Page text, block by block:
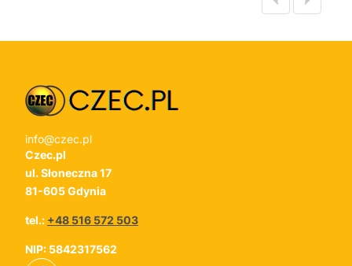
info@czec.pl
Czec.pl
ul. Słoneczna 17
81-605 Gdynia
tel.: +48 516 572 503
NIP: 5842317562